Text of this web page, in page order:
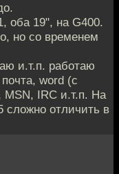
оба 19", на G400.
но со временем
и.т.п. работаю
word (с
IRC и.т.п. На
сложно отличить в